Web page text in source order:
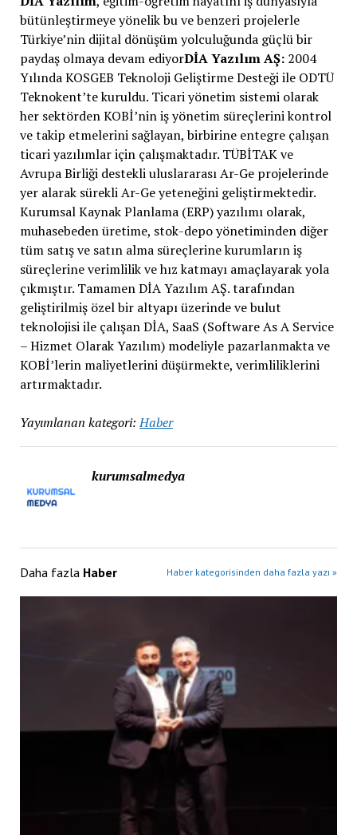
bütünleştirmeye yönelik bu ve benzeri projelerle
Türkiye’nin dijital dönüşüm yolculuğunda güçlü bir
paydaş olmaya devam ediyorDİA Yazılım AŞ:2004
Yılında KOSGEB Teknoloji Geliştirme Desteği ile ODTÜ
Teknokent’te kuruldu. Ticari yönetim sistemi olarak
her sektörden KOBİ’nin iş yönetim süreçlerini kontrol
ve takip etmelerini sağlayan, birbirine entegre çalışan
ticari yazılımlar için çalışmaktadır. TÜBİTAK ve
Avrupa Birliği destekli uluslararası Ar-Ge projelerinde
yer alarak sürekli Ar-Ge yeteneğini geliştirmektedir.
Kurumsal Kaynak Planlama (ERP) yazılımı olarak,
muhasebeden üretime, stok-depo yönetiminden diğer
tüm satış ve satın alma süreçlerine kurumların iş
süreçlerine verimlilik ve hız katmayı amaçlayarak yola
çıkmıştır. Tamamen DİA Yazılım AŞ. tarafından
geliştirilmiş özel bir altyapı üzerinde ve bulut
teknolojisi ile çalışan DİA, SaaS (Software As A Service
– Hizmet Olarak Yazılım) modeliyle pazarlanmakta ve
KOBİ’lerin maliyetlerini düşürmekte, verimliliklerini
artırmaktadır.
Yayımlanan kategori: Haber
kurumsalmedya
Daha fazla Haber Haber kategorisinden daha fazla yazı »